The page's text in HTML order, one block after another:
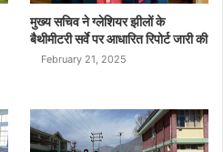
मुख्य सचिव ने ग्लेशियर झीलों के
बैथीमीटरी सर्वे पर आधारित रिपोर्ट जारी की
February 21, 2025